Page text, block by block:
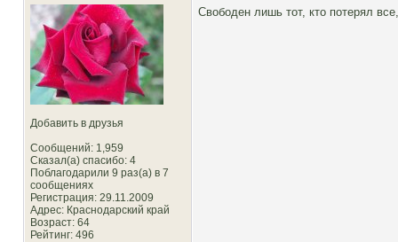
Добавить в друзья
Сообщений: 1,959
Сказал(а) спасибо: 4
Поблагодарили 9 раз(а) в 7
сообщениях
Регистрация: 29.11.2009
Адрес: Краснодарский край
Возраст: 64
Рейтинг: 496
Свободен лишь тот, кто потерял